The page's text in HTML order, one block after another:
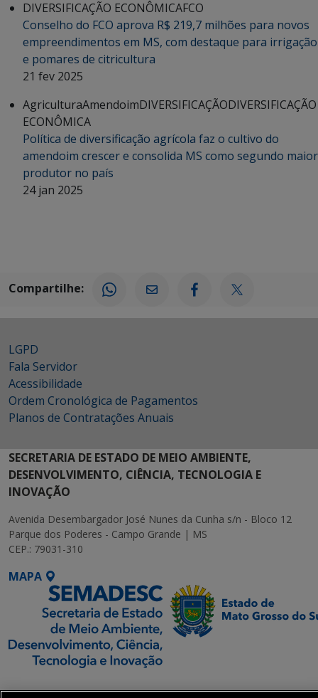
DIVERSIFICAÇÃO ECONÔMICAFCO
Conselho do FCO aprova R$ 219,7 milhões para novos
empreendimentos em MS, com destaque para irrigação
e pomares de citricultura
21 fev 2025
AgriculturaAmendoimDIVERSIFICAÇÃODIVERSIFICAÇÃO
ECONÔMICA
Política de diversificação agrícola faz o cultivo do
amendoim crescer e consolida MS como segundo maior
produtor no país
24 jan 2025
Compartilhe:
LGPD
Fala Servidor
Acessibilidade
Ordem Cronológica de Pagamentos
Planos de Contratações Anuais
SECRETARIA DE ESTADO DE MEIO AMBIENTE,
DESENVOLVIMENTO, CIÊNCIA, TECNOLOGIA E
INOVAÇÃO
Avenida Desembargador José Nunes da Cunha s/n - Bloco 12
Parque dos Poderes - Campo Grande | MS
CEP.: 79031-310
MAPA